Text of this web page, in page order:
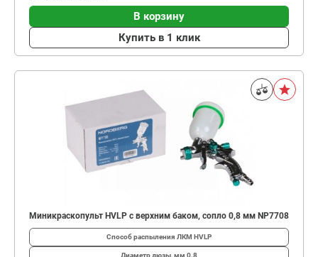
В корзину
Купить в 1 клик
Миникраскопульт HVLP с верхним баком, сопло 0,8 мм NP7708
Способ распыления ЛКМ HVLP
Диаметр дюзы, мм 0.8